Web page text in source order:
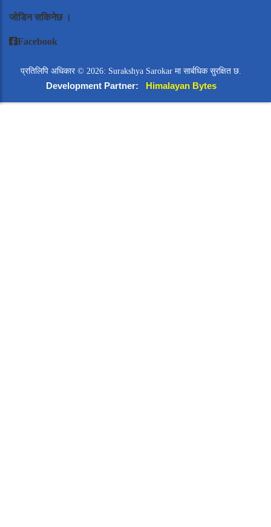
जोडिन सकिनेछ ।
Facebook
प्रतिलिपि अधिकार © 2026: Surakshya Sarokar मा सार्बधिक सुरक्षित छ.
Development Partner: Himalayan Bytes